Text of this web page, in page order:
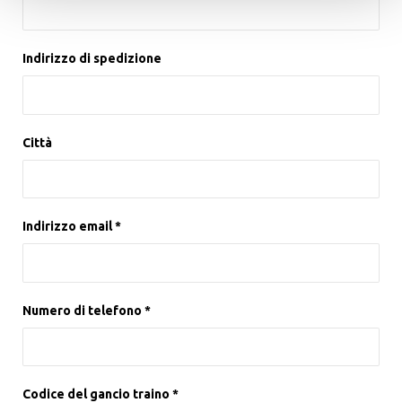
Indirizzo di spedizione
Città
Indirizzo email *
Numero di telefono *
Codice del gancio traino *